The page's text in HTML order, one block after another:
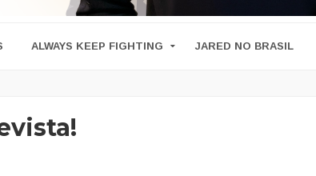
ALWAYS KEEP FIGHTING JARED NO BRASIL